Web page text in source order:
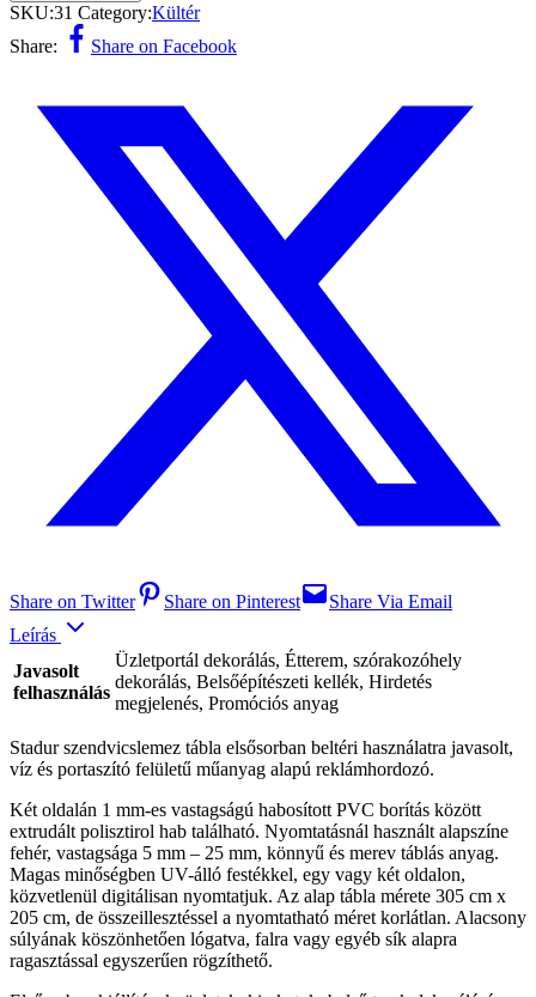
SKU:31 Category:Kültér
Share:
Share on Facebook
Share on Twitter Share on Pinterest
Share Via Email
Leírás
Javasolt
felhasználás
Üzletportál dekorálás, Étterem, szórakozóhely
dekorálás, Belsőépítészeti kellék, Hirdetés
megjelenés, Promóciós anyag
Stadur szendvicslemez tábla elsősorban beltéri használatra javasolt,
víz és portaszító felületű műanyag alapú reklámhordozó.
Két oldalán 1 mm-es vastagságú habosított PVC borítás között
extrudált polisztirol hab található. Nyomtatásnál használt alapszíne
fehér, vastagsága 5 mm – 25 mm, könnyű és merev táblás anyag.
Magas minőségben UV-álló festékkel, egy vagy két oldalon,
közvetlenül digitálisan nyomtatjuk. Az alap tábla mérete 305 cm x
205 cm, de összeillesztéssel a nyomtatható méret korlátlan. Alacsony
súlyának köszönhetően lógatva, falra vagy egyéb sík alapra
ragasztással egyszerűen rögzíthető.